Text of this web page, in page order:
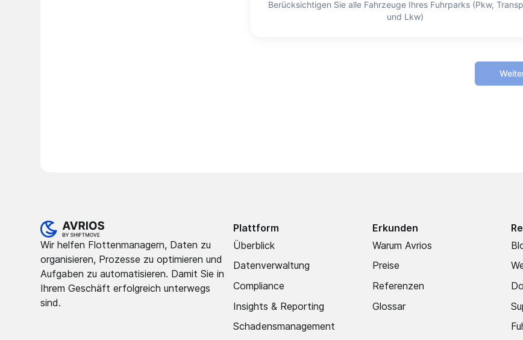
Wir helfen Flottenmanagern, Daten zu
organisieren, Prozesse zu optimieren und
Aufgaben zu automatisieren. Damit Sie in
Ihrem Geschäft erfolgreich unterwegs
sind.
Plattform
Überblick
Datenverwaltung
Compliance
Insights & Reporting
Schadens­management
Erkunden
Warum Avrios
Preise
Referenzen
Glossar